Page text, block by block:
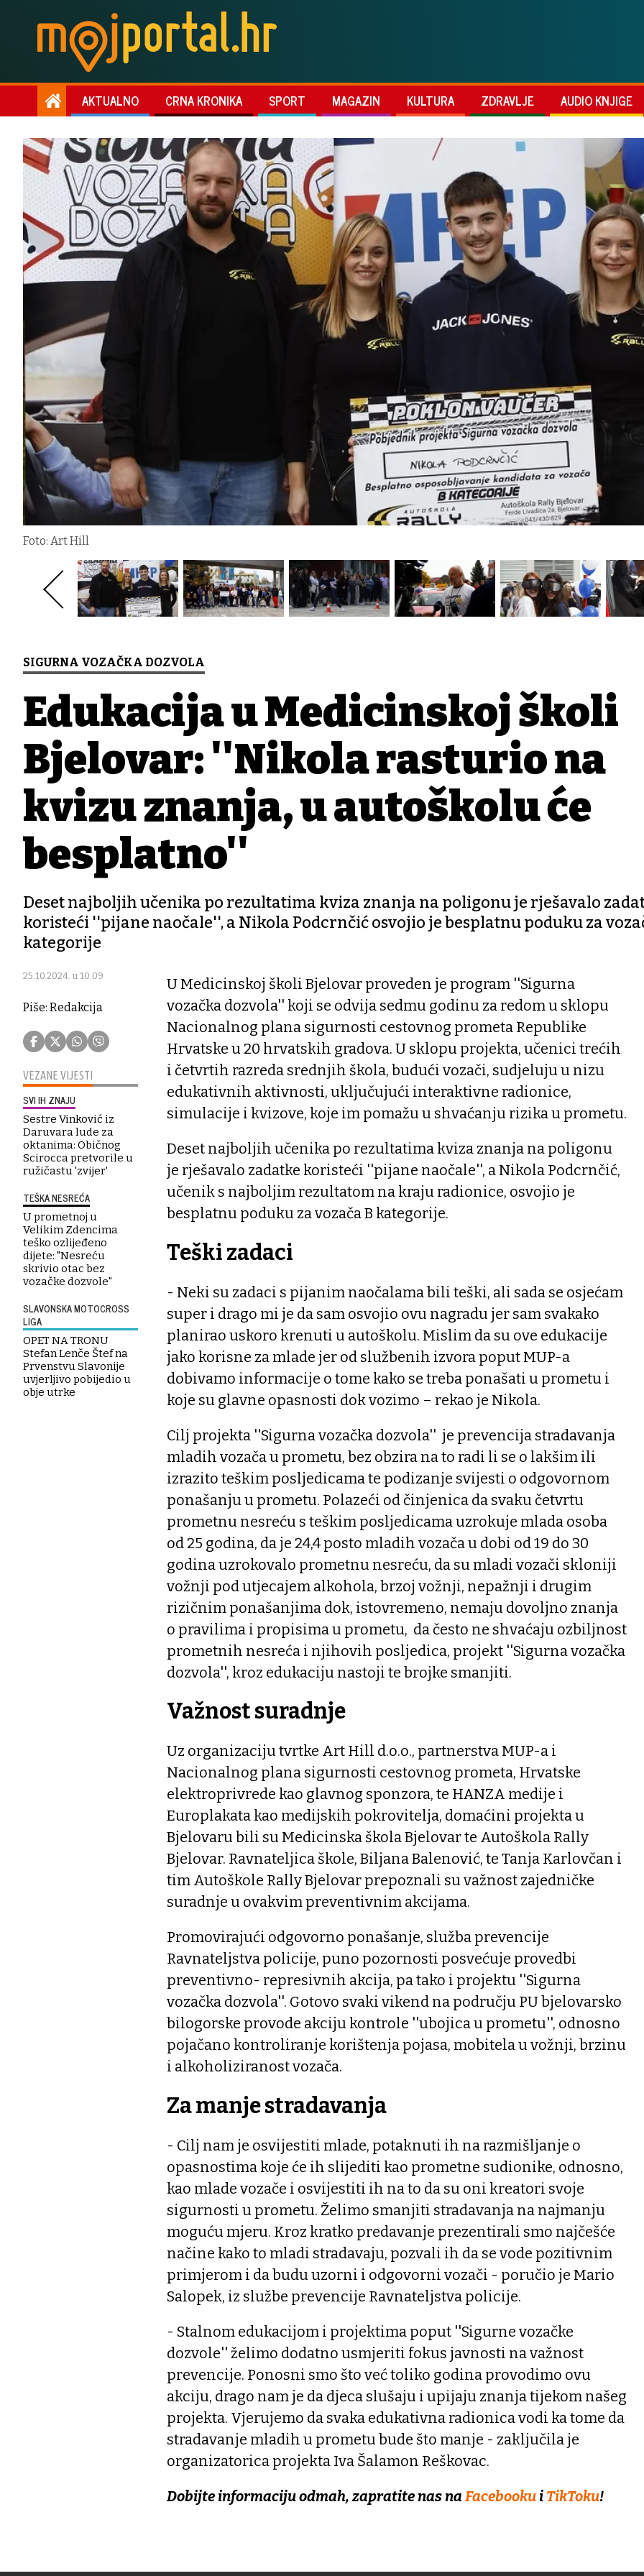
AKTUALNO CRNA KRONIKA SPORT MAGAZIN KULTURA ZDRAVLJE AUDIO KNJIGE
Foto: Art Hill
SIGURNA VOZAČKA DOZVOLA
Edukacija u Medicinskoj školi
Bjelovar: ''Nikola rasturio na
kvizu znanja, u autoškolu će
besplatno''
Deset najboljih učenika po rezultatima kviza znanja na poligonu je rješavalo
koristeći ''pijane naočale'', a Nikola Podcrnčić osvojio je besplatnu poduku za
kategorije
25.10.2024. u 10:09
Piše: Redakcija
VEZANE VIJESTI
SVI IH ZNAJU
Sestre Vinković iz
Daruvara lude za
oktanima: Običnog
Scirocca pretvorile u
ružičastu 'zvijer'
TEŠKA NESREĆA
U prometnoj u
Velikim Zdencima
teško ozlijeđeno
dijete: "Nesreću
skrivio otac bez
vozačke dozvole"
SLAVONSKA MOTOCROSS
LIGA
OPET NA TRONU
Stefan Lenče Štef na
Prvenstvu Slavonije
uvjerljivo pobijedio u
obje utrke
U Medicinskoj školi Bjelovar proveden je program ''Sigurna
vozačka dozvola'' koji se odvija sedmu godinu za redom u sklopu
Nacionalnog plana sigurnosti cestovnog prometa Republike
Hrvatske u 20 hrvatskih gradova. U sklopu projekta, učenici trećih
i četvrtih razreda srednjih škola, budući vozači, sudjeluju u nizu
edukativnih aktivnosti, uključujući interaktivne radionice,
simulacije i kvizove, koje im pomažu u shvaćanju rizika u prometu.
Deset najboljih učenika po rezultatima kviza znanja na poligonu
je rješavalo zadatke koristeći ''pijane naočale'', a Nikola Podcrnčić,
učenik s najboljim rezultatom na kraju radionice, osvojio je
besplatnu poduku za vozača B kategorije.
Teški zadaci
- Neki su zadaci s pijanim naočalama bili teški, ali sada se osjećam
super i drago mi je da sam osvojio ovu nagradu jer sam svakako
planirao uskoro krenuti u autoškolu. Mislim da su ove edukacije
jako korisne za mlade jer od službenih izvora poput MUP-a
dobivamo informacije o tome kako se treba ponašati u prometu i
koje su glavne opasnosti dok vozimo – rekao je Nikola.
Cilj projekta ''Sigurna vozačka dozvola'' je prevencija stradavanja
mladih vozača u prometu, bez obzira na to radi li se o lakšim ili
izrazito teškim posljedicama te podizanje svijesti o odgovornom
ponašanju u prometu. Polazeći od činjenica da svaku četvrtu
prometnu nesreću s teškim posljedicama uzrokuje mlada osoba
od 25 godina, da je 24,4 posto mladih vozača u dobi od 19 do 30
godina uzrokovalo prometnu nesreću, da su mladi vozači skloniji
vožnji pod utjecajem alkohola, brzoj vožnji, nepažnji i drugim
rizičnim ponašanjima dok, istovremeno, nemaju dovoljno znanja
o pravilima i propisima u prometu, da često ne shvaćaju ozbiljnost
prometnih nesreća i njihovih posljedica, projekt ''Sigurna vozačka
dozvola'', kroz edukaciju nastoji te brojke smanjiti.
Važnost suradnje
Uz organizaciju tvrtke Art Hill d.o.o., partnerstva MUP-a i
Nacionalnog plana sigurnosti cestovnog prometa, Hrvatske
elektroprivrede kao glavnog sponzora, te HANZA medije i
Europlakata kao medijskih pokrovitelja, domaćini projekta u
Bjelovaru bili su Medicinska škola Bjelovar te Autoškola Rally
Bjelovar. Ravnateljica škole, Biljana Balenović, te Tanja Karlovčan i
tim Autoškole Rally Bjelovar prepoznali su važnost zajedničke
suradnje u ovakvim preventivnim akcijama.
Promovirajući odgovorno ponašanje, služba prevencije
Ravnateljstva policije, puno pozornosti posvećuje provedbi
preventivno- represivnih akcija, pa tako i projektu ''Sigurna
vozačka dozvola''. Gotovo svaki vikend na području PU bjelovarsko
bilogorske provode akciju kontrole ''ubojica u prometu'', odnosno
pojačano kontroliranje korištenja pojasa, mobitela u vožnji, brzinu
i alkoholiziranost vozača.
Za manje stradavanja
- Cilj nam je osvijestiti mlade, potaknuti ih na razmišljanje o
opasnostima koje će ih slijediti kao prometne sudionike, odnosno,
kao mlade vozače i osvijestiti ih na to da su oni kreatori svoje
sigurnosti u prometu. Želimo smanjiti stradavanja na najmanju
moguću mjeru. Kroz kratko predavanje prezentirali smo najčešće
načine kako to mladi stradavaju, pozvali ih da se vode pozitivnim
primjerom i da budu uzorni i odgovorni vozači - poručio je Mario
Salopek, iz službe prevencije Ravnateljstva policije.
- Stalnom edukacijom i projektima poput ''Sigurne vozačke
dozvole'' želimo dodatno usmjeriti fokus javnosti na važnost
prevencije. Ponosni smo što već toliko godina provodimo ovu
akciju, drago nam je da djeca slušaju i upijaju znanja tijekom našeg
projekta. Vjerujemo da svaka edukativna radionica vodi ka tome da
stradavanje mladih u prometu bude što manje - zaključila je
organizatorica projekta Iva Šalamon Reškovac.
Dobijte informaciju odmah, zapratite nas na Facebooku i TikToku!